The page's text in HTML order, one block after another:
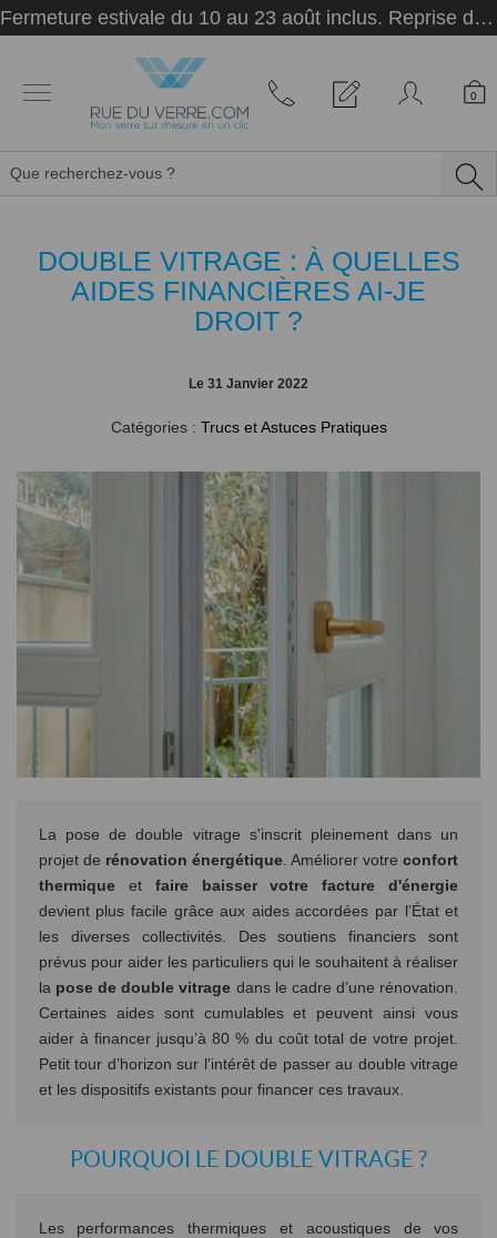
Fermeture estivale du 10 au 23 août inclus. Reprise des activités le 24 août.
0
DOUBLE VITRAGE : À QUELLES
AIDES FINANCIÈRES AI-JE
DROIT ?
Le 31 Janvier 2022
Catégories : Trucs et Astuces Pratiques
La pose de double vitrage s'inscrit pleinement dans un
projet de rénovation énergétique . Améliorer votreconfort
thermiqueet faire baisser votre facture d'énergie
devient plus facile grâce aux aides accordées par l’État et
les diverses collectivités. Des soutiens financiers sont
prévus pour aider les particuliers qui le souhaitent à réaliser
la pose de double vitrage dans le cadre d’une rénovation.
Certaines aides sont cumulables et peuvent ainsi vous
aider à financer jusqu’à 80 % du coût total de votre projet.
Petit tour d’horizon sur l'intérêt de passer au double vitrage
et les dispositifs existants pour financer ces travaux.
POURQUOI LE DOUBLE VITRAGE ?
Les performances thermiques et acoustiques de vos
Panneau de gestion des cookies